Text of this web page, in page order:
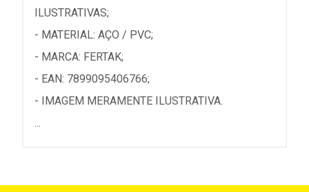
ILUSTRATIVAS;
- MATERIAL: AÇO / PVC;
- MARCA: FERTAK;
- EAN: 7899095406766;
- IMAGEM MERAMENTE ILUSTRATIVA.
...